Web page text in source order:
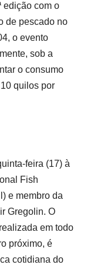
edição com o
de pescado no
o evento
sob a
o consumo
quilos por
feira (17) à
Fish
e membro da
Gregolin. O
em todo
próximo, é
cotidiana do